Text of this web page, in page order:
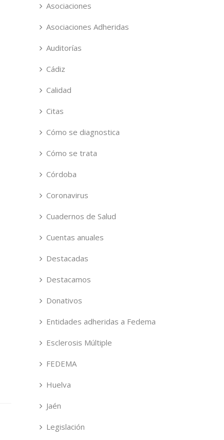
Asociaciones
Asociaciones Adheridas
Auditorías
Cádiz
Calidad
Citas
Cómo se diagnostica
Cómo se trata
Córdoba
Coronavirus
Cuadernos de Salud
Cuentas anuales
Destacadas
Destacamos
Donativos
Entidades adheridas a Fedema
Esclerosis Múltiple
FEDEMA
Huelva
Jaén
Legislación